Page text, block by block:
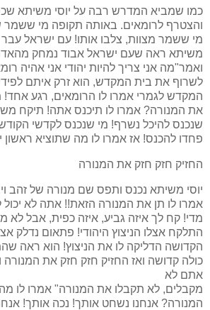
כמו שמביא המדרש רבה על יוסי משיתא
והצטרף לרומאים. באותה תקופה מי ששמר
מי ששמר מצוות, צלבו אותו! עם ישראל עבר
משיתא ראה שעם ישראל אבוד נמחק
ואמר"מה אני צריך להיות יהודי אני אהיה
לשרוף את בית המקדש, הוא זרק איתם
המקדש לגמרי אמרו לו הרומאים, רגע אחד!
את המנורה? אמרו לו תיכנס אתה! תיקח
שנכנס להיכל נשרף! מי שנכנס לקדשי
פחדו להכנס! אז אמרו לו מה שתוציא ראשון
החזיק חזק חזק את המנורה
יוסי משיתא נכנס ותפס שם מנורה של זהב
אמרו לו תן את המנורה הזאת!! אתה לא
מדי! קח לך איזה גביע, איזה כפית, אבל לא
התלקח אצלו הניצוץ היהודי! פתאום נדלק
הקדושה הדליקה לו את הניצוץ! הוא ראה
כולה קדושה ואז החזיק חזק חזק את
אתם לא
מקבלים, לא תקבלו את המנורה" אמרו לו
המנורה? אנחנו נשחט אותך! נכה אותך!